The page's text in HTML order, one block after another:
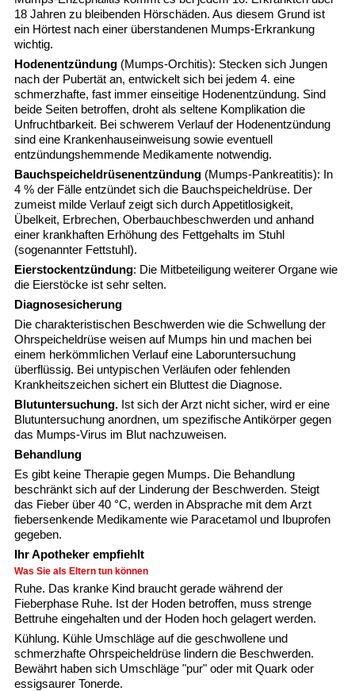
18 Jahren zu bleibenden Hörschäden. Aus diesem Grund ist
ein Hörtest nach einer überstandenen Mumps-Erkrankung
wichtig.
Hodenentzündung(Mumps-Orchitis): Stecken sich Jungen
nach der Pubertät an, entwickelt sich bei jedem 4. eine
schmerzhafte, fast immer einseitige Hodenentzündung. Sind
beide Seiten betroffen, droht als seltene Komplikation die
Unfruchtbarkeit. Bei schwerem Verlauf der Hodenentzündung
sind eine Krankenhauseinweisung sowie eventuell
entzündungshemmende Medikamente notwendig.
Bauchspeicheldrüsenentzündung(Mumps-Pankreatitis): In
4 % der Fälle entzündet sich die Bauchspeicheldrüse. Der
zumeist milde Verlauf zeigt sich durch Appetitlosigkeit,
Übelkeit, Erbrechen, Oberbauchbeschwerden und anhand
einer krankhaften Erhöhung des Fettgehalts im Stuhl
(sogenannter Fettstuhl).
Eierstockentzündung: Die Mitbeteiligung weiterer Organe wie
die Eierstöcke ist sehr selten.
Diagnosesicherung
Die charakteristischen Beschwerden wie die Schwellung der
Ohrspeicheldrüse weisen auf Mumps hin und machen bei
einem herkömmlichen Verlauf eine Laboruntersuchung
überflüssig. Bei untypischen Verläufen oder fehlenden
Krankheitszeichen sichert ein Bluttest die Diagnose.
Blutuntersuchung.Ist sich der Arzt nicht sicher, wird er eine
Blutuntersuchung anordnen, um spezifische Antikörper gegen
das Mumps-Virus im Blut nachzuweisen.
Behandlung
Es gibt keine Therapie gegen Mumps. Die Behandlung
beschränkt sich auf der Linderung der Beschwerden. Steigt
das Fieber über 40 °C, werden in Absprache mit dem Arzt
fiebersenkende Medikamente wie Paracetamolund Ibuprofen
gegeben.
Ihr Apotheker empfiehlt
Was Sie als Eltern tun können
Ruhe. Das kranke Kind braucht gerade während der
Fieberphase Ruhe. Ist der Hoden betroffen, muss strenge
Bettruhe eingehalten und der Hoden hoch gelagert werden.
Kühlung. Kühle Umschläge auf die geschwollene und
schmerzhafte Ohrspeicheldrüse lindern die Beschwerden.
Bewährt haben sich Umschläge "pur" oder mit Quark oder
essigsaurer Tonerde.